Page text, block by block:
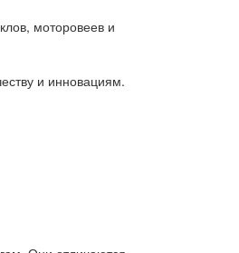
моторовеев и
и инновациям.